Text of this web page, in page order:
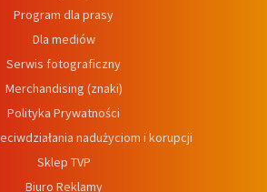
Program dla prasy
Dla mediów
Serwis fotograficzny
Merchandising (znaki)
Polityka Prywatności
nadużyciom i korupcji
Sklep TVP
Biuro Reklamy